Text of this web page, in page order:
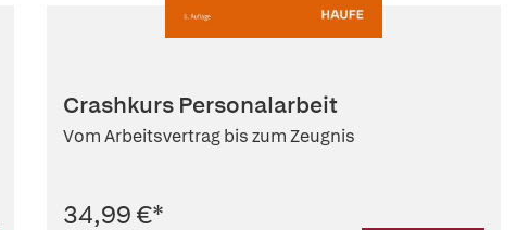
Crashkurs Personalarbeit
Vom Arbeitsvertrag bis zum Zeugnis
34,99 €*